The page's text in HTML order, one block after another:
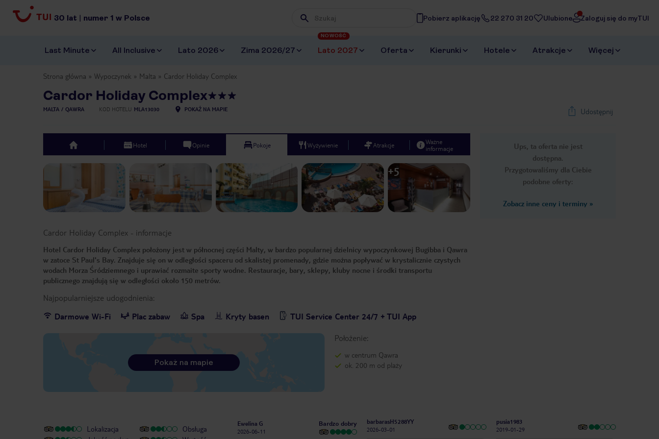
30 lat | numer 1 w Polsce Wpisz frazę, której szukasz
Pobierz aplikację 22 270 31 20 Ulubione Zaloguj się do myTUI
Last Minute All Inclusive Lato 2026 Zima 2026/27 Lato 2027
NOWOŚĆ
Oferta Kierunki Hotele Atrakcje Więcej
Strona główna Wypoczynek Malta Cardor Holiday Complex
Cardor Holiday Complex
MALTA QAWRA KOD HOTELU MLA13030 POKAŻ NA MAPIE Udostępnij
Ups, ta oferta nie jest
dostępna.
Przygotowaliśmy dla Ciebie
podobne oferty:
Zobacz inne ceny i terminy »
top Hotel Opinie Pokoje Wyżywienie Atrakcje
Ważne
informacje
Previous slide Next slide
1/11
+5
Cardor Holiday Complex - informacje
Hotel Cardor Holiday Complex położony jest w północnej części Malty, w bardzo popularnej dzielnicy wypoczynkowej Bugibba i Qawra
w zatoce St Paul's Bay. Znajduje się on w odległości spaceru od skalistej promenady, gdzie można popływać w krystalicznie czystych
wodach Morza Śródziemnego i uprawiać rozmaite sporty wodne. Restauracje, bary, sklepy, kluby nocne i środki transportu
publicznego znajdują się w odległości około 150 metrów.
Najpopularniejsze udogodnienia:
Darmowe Wi-Fi
Plac zabaw Spa Kryty basen TUI Service Center 24/7 + TUI App
Położenie:
w centrum Qawra
ok. 200 m od plaży
Pokaż na mapie
Lokalizacja
Obsługa
Ewelina G
2026-06-11
Bardzo dobry
barbarasH5288YY
2026-03-01
pusia1983
2019-01-29